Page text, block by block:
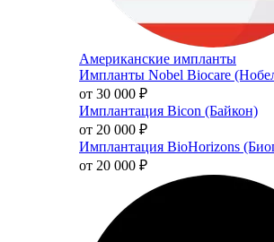
Американские импланты
Импланты Nobel Biocare
от 30 000 ₽
Имплантация Bicon (Байкон)
от 20 000 ₽
Имплантация BioHorizons
от 20 000 ₽